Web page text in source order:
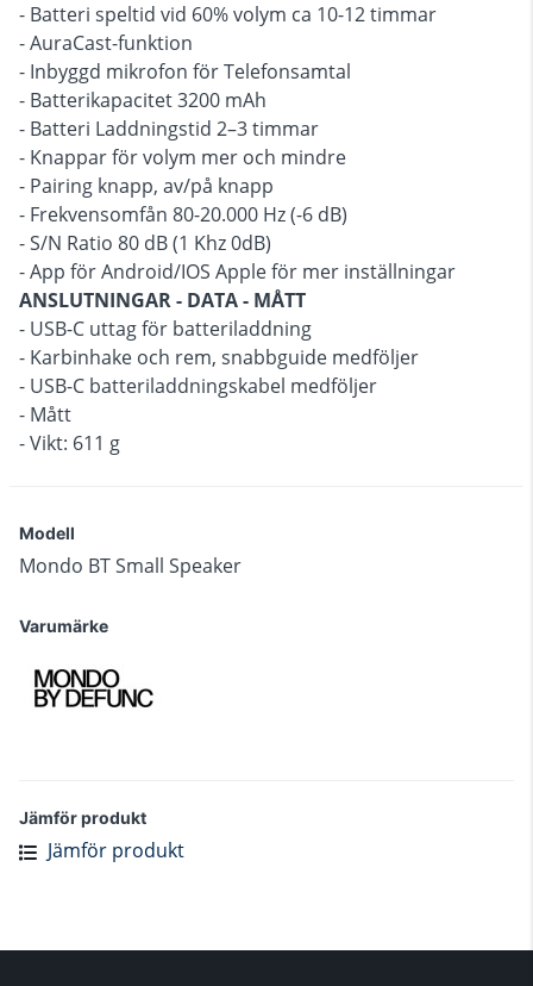
- Batteri speltid vid 60% volym ca 10-12 timmar
- AuraCast-funktion
- Inbyggd mikrofon för Telefonsamtal
- Batterikapacitet 3200 mAh
- Batteri Laddningstid 2–3 timmar
- Knappar för volym mer och mindre
- Pairing knapp, av/på knapp
- Frekvensomfån 80-20.000 Hz (-6 dB)
- S/N Ratio 80 dB (1 Khz 0dB)
- App för Android/IOS Apple för mer inställningar
ANSLUTNINGAR - DATA - MÅTT
- USB-C uttag för batteriladdning
- Karbinhake och rem, snabbguide medföljer
- USB-C batteriladdningskabel medföljer
- Mått
- Vikt: 611 g
Modell
Mondo BT Small Speaker
Varumärke
Jämför produkt
Jämför produkt